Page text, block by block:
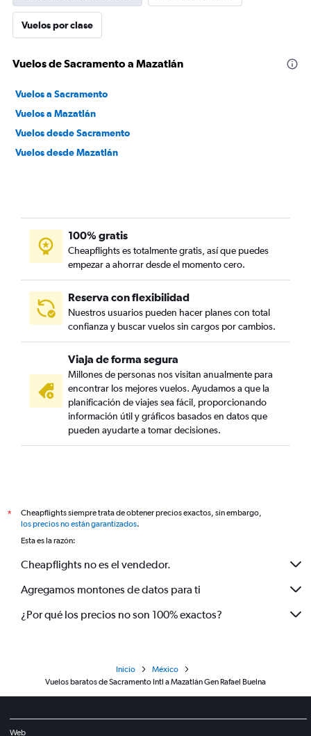
Vuelos por clase
Vuelos de Sacramento a Mazatlán
Vuelos a Sacramento
Vuelos a Mazatlán
Vuelos desde Sacramento
Vuelos desde Mazatlán
100% gratis
Cheapflights es totalmente gratis, así que puedes
empezar a ahorrar desde el momento cero.
Reserva con flexibilidad
Nuestros usuarios pueden hacer planes con total
confianza y buscar vuelos sin cargos por cambios.
Viaja de forma segura
Millones de personas nos visitan anualmente para
encontrar los mejores vuelos. Ayudamos a que la
planificación de viajes sea fácil, proporcionando
información útil y gráficos basados en datos que
pueden ayudarte a tomar decisiones.
*
Cheapflights siempre trata de obtener precios exactos, sin embargo,
los precios no están garantizados.
Esta es la razón:
Cheapflights no es el vendedor.
Agregamos montones de datos para ti
¿Por qué los precios no son 100% exactos?
Inicio
México
Vuelos baratos de Sacramento Intl a Mazatlán Gen Rafael Buelna
Web